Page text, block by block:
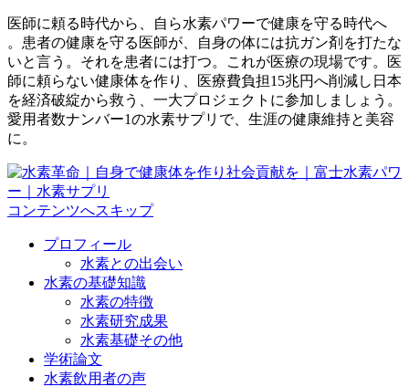
医師に頼る時代から、自ら水素パワーで健康を守る時代へ
。患者の健康を守る医師が、自身の体には抗ガン剤を打たな
いと言う。それを患者には打つ。これが医療の現場です。医
師に頼らない健康体を作り、医療費負担15兆円へ削減し日本
を経済破綻から救う、一大プロジェクトに参加しましょう。
愛用者数ナンバー1の水素サプリで、生涯の健康維持と美容
に。
コンテンツへスキップ
プロフィール
水素との出会い
水素の基礎知識
水素の特徴
水素研究成果
水素基礎その他
学術論文
水素飲用者の声